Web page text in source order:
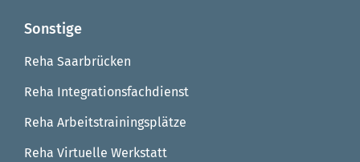
Sonstige
Reha Saarbrücken
Reha Integrationsfachdienst
Reha Arbeitstrainingsplätze
Reha Virtuelle Werkstatt